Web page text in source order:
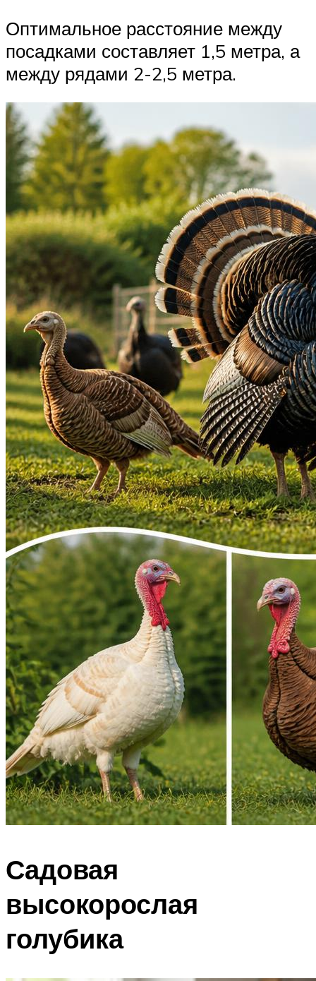
Оптимальное расстояние между
посадками составляет 1,5 метра, а
между рядами 2-2,5 метра.
Садовая
высокорослая
голубика